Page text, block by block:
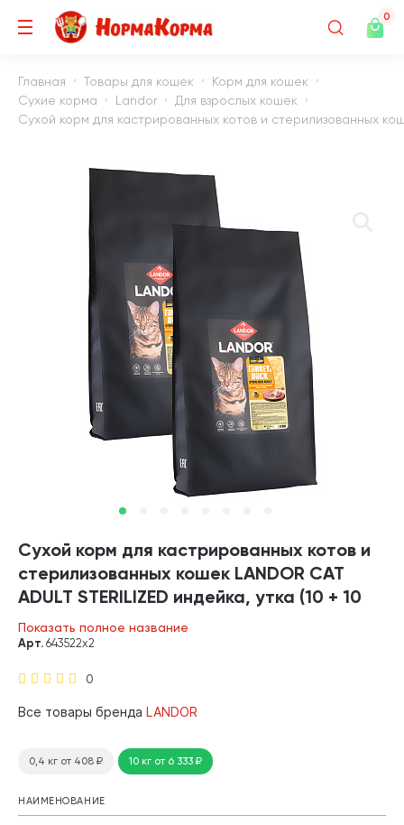
0
Главная Товары для кошек
Корм для кошек
Сухие корма
Landor
Для взрослых кошек
Сухой корм для кастрированных котов и стерилизованных
Сухой корм для кастрированных котов и
стерилизованных кошек LANDOR CAT
ADULT STERILIZED индейка, утка (10 + 10
кг)
Показать полное название
0
Арт. 643522х2
Все товары бренда LANDOR
0,4 кг от 408 ₽ 10 кг от 6 333₽
НАИМЕНОВАНИЕ